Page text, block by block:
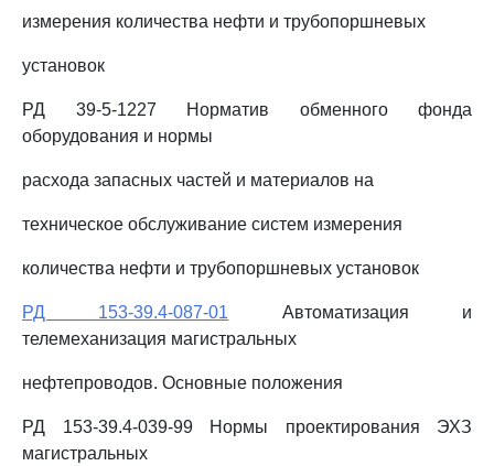
измерения количества нефти и трубопоршневых
установок
РД 39-5-1227 Норматив обменного фонда
оборудования и нормы
расхода запасных частей и материалов на
техническое обслуживание систем измерения
количества нефти и трубопоршневых установок
РД 153-39.4-087-01 Автоматизация и
телемеханизация магистральных
нефтепроводов. Основные положения
РД 153-39.4-039-99 Нормы проектирования ЭХЗ
магистральных